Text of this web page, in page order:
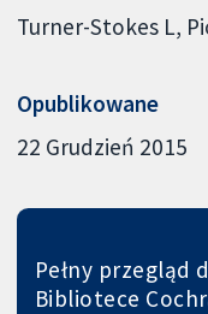
Turner-Stokes L
Opublikowane
22 Grudzień 2015
Pełny przegląd
Bibliotece